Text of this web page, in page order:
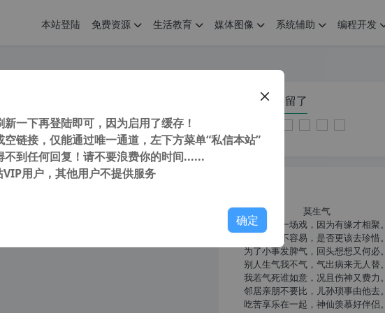
本站登陆 免费资源 生活教育 媒体图像 系统辅助 编程开发
简繁中文多国语言注册版(支持WinXP最后版本）
注意： 由于网站空间位于国
您在本页停留了
莫生气
人生就像一场戏，因为有缘才相聚。
相扶到老不容易，是否更该去珍惜。
为了小事发脾气，回头想想又何必。
别人生气我不气，气出病来无人替。
我若气死谁如意，况且伤神又费力。
邻居亲朋不要比，儿孙琐事由他去。
吃苦享乐在一起，神仙羡慕好伴侣。
一下再登陆即可，因为启用了缓存！
链接，仅能通过唯一通道，左下方菜单“私信本站”
不到任何回复！请不要浪费你的时间......
VIP用户，其他用户不提供服务
确定